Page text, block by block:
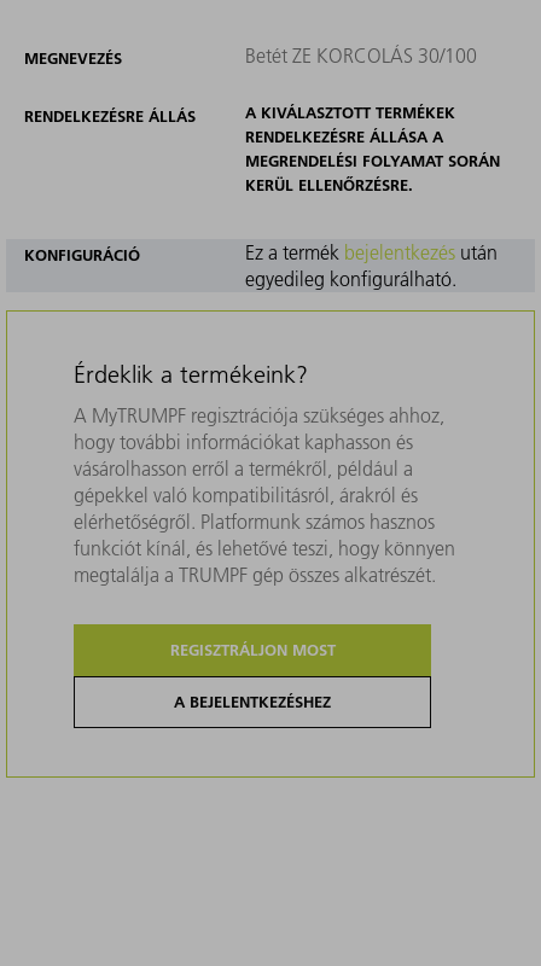
MEGNEVEZÉS Betét ZE KORCOLÁS 30/100
RENDELKEZÉSRE ÁLLÁS
A KIVÁLASZTOTT TERMÉKEK
RENDELKEZÉSRE ÁLLÁSA A
MEGRENDELÉSI FOLYAMAT SORÁN
KERÜL ELLENŐRZÉSRE.
KONFIGURÁCIÓ Ez a termék bejelentkezésután
egyedileg konfigurálható.
Érdeklik a termékeink?
A MyTRUMPF regisztrációja szükséges ahhoz,
hogy további információkat kaphasson és
vásárolhasson erről a termékről, például a
gépekkel való kompatibilitásról, árakról és
elérhetőségről. Platformunk számos hasznos
funkciót kínál, és lehetővé teszi, hogy könnyen
megtalálja a TRUMPF gép összes alkatrészét.
REGISZTRÁLJON MOST
A BEJELENTKEZÉSHEZ